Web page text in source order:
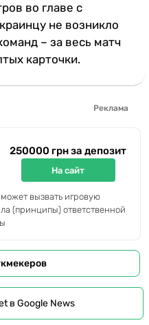
во главе с
не возникло
– за весь матч
карточки.
Реклама
250000 грн за депозит
На сайт
вызвать игровую
(принципы) ответственной
в Google News